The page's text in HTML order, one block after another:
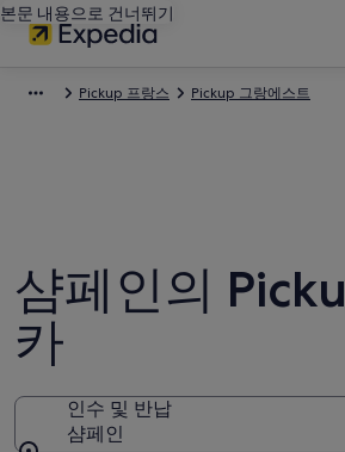
본문 내용으로 건너뛰기
Pickup 프랑스 Pickup 그랑에스트
샴페인의
카
인수 및 반납
샴페인